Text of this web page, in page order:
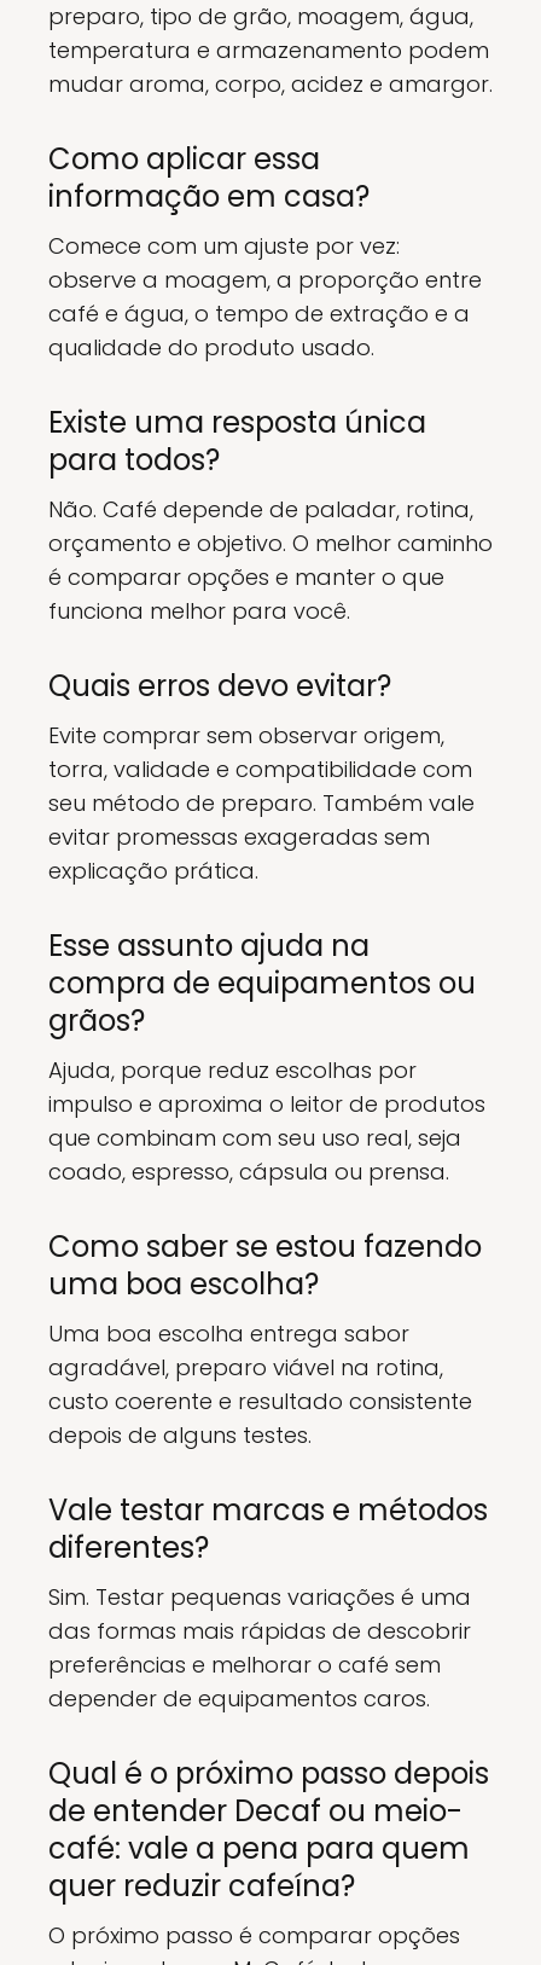
preparo, tipo de grão, moagem, água,
temperatura e armazenamento podem
mudar aroma, corpo, acidez e amargor.
Como aplicar essa
informação em casa?
Comece com um ajuste por vez:
observe a moagem, a proporção entre
café e água, o tempo de extração e a
qualidade do produto usado.
Existe uma resposta única
para todos?
Não. Café depende de paladar, rotina,
orçamento e objetivo. O melhor caminho
é comparar opções e manter o que
funciona melhor para você.
Quais erros devo evitar?
Evite comprar sem observar origem,
torra, validade e compatibilidade com
seu método de preparo. Também vale
evitar promessas exageradas sem
explicação prática.
Esse assunto ajuda na
compra de equipamentos ou
grãos?
Ajuda, porque reduz escolhas por
impulso e aproxima o leitor de produtos
que combinam com seu uso real, seja
coado, espresso, cápsula ou prensa.
Como saber se estou fazendo
uma boa escolha?
Uma boa escolha entrega sabor
agradável, preparo viável na rotina,
custo coerente e resultado consistente
depois de alguns testes.
Vale testar marcas e métodos
diferentes?
Sim. Testar pequenas variações é uma
das formas mais rápidas de descobrir
preferências e melhorar o café sem
depender de equipamentos caros.
Qual é o próximo passo depois
de entender Decaf ou meio-
café: vale a pena para quem
quer reduzir cafeína?
O próximo passo é comparar opções